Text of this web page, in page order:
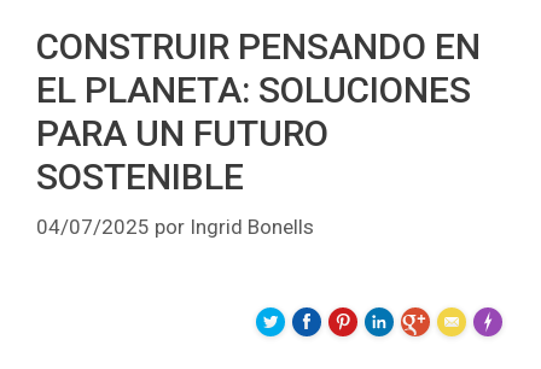
CONSTRUIR PENSANDO EN
EL PLANETA: SOLUCIONES
PARA UN FUTURO
SOSTENIBLE
04/07/2025 por Ingrid Bonells